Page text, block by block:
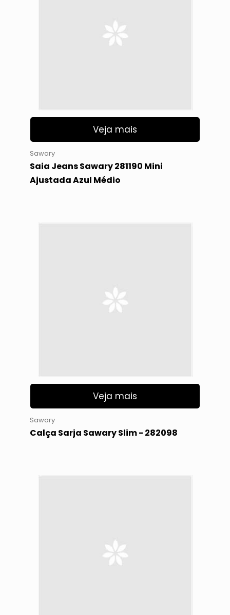
Veja mais
Sawary
Saia Jeans Sawary 281190 Mini
Ajustada Azul Médio
Veja mais
Sawary
Calça Sarja Sawary Slim - 282098